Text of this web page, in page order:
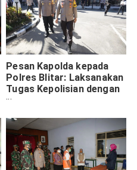
Pesan Kapolda kepada
Polres Blitar: Laksanakan
Tugas Kepolisian dengan
Berpedoman TWT